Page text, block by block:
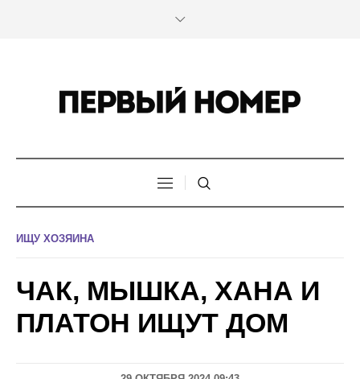
ИЩУ ХОЗЯИНА
ЧАК, МЫШКА, ХАНА И
ПЛАТОН ИЩУТ ДОМ